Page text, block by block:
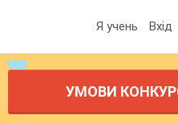
Я учень Вхід
УМОВИ